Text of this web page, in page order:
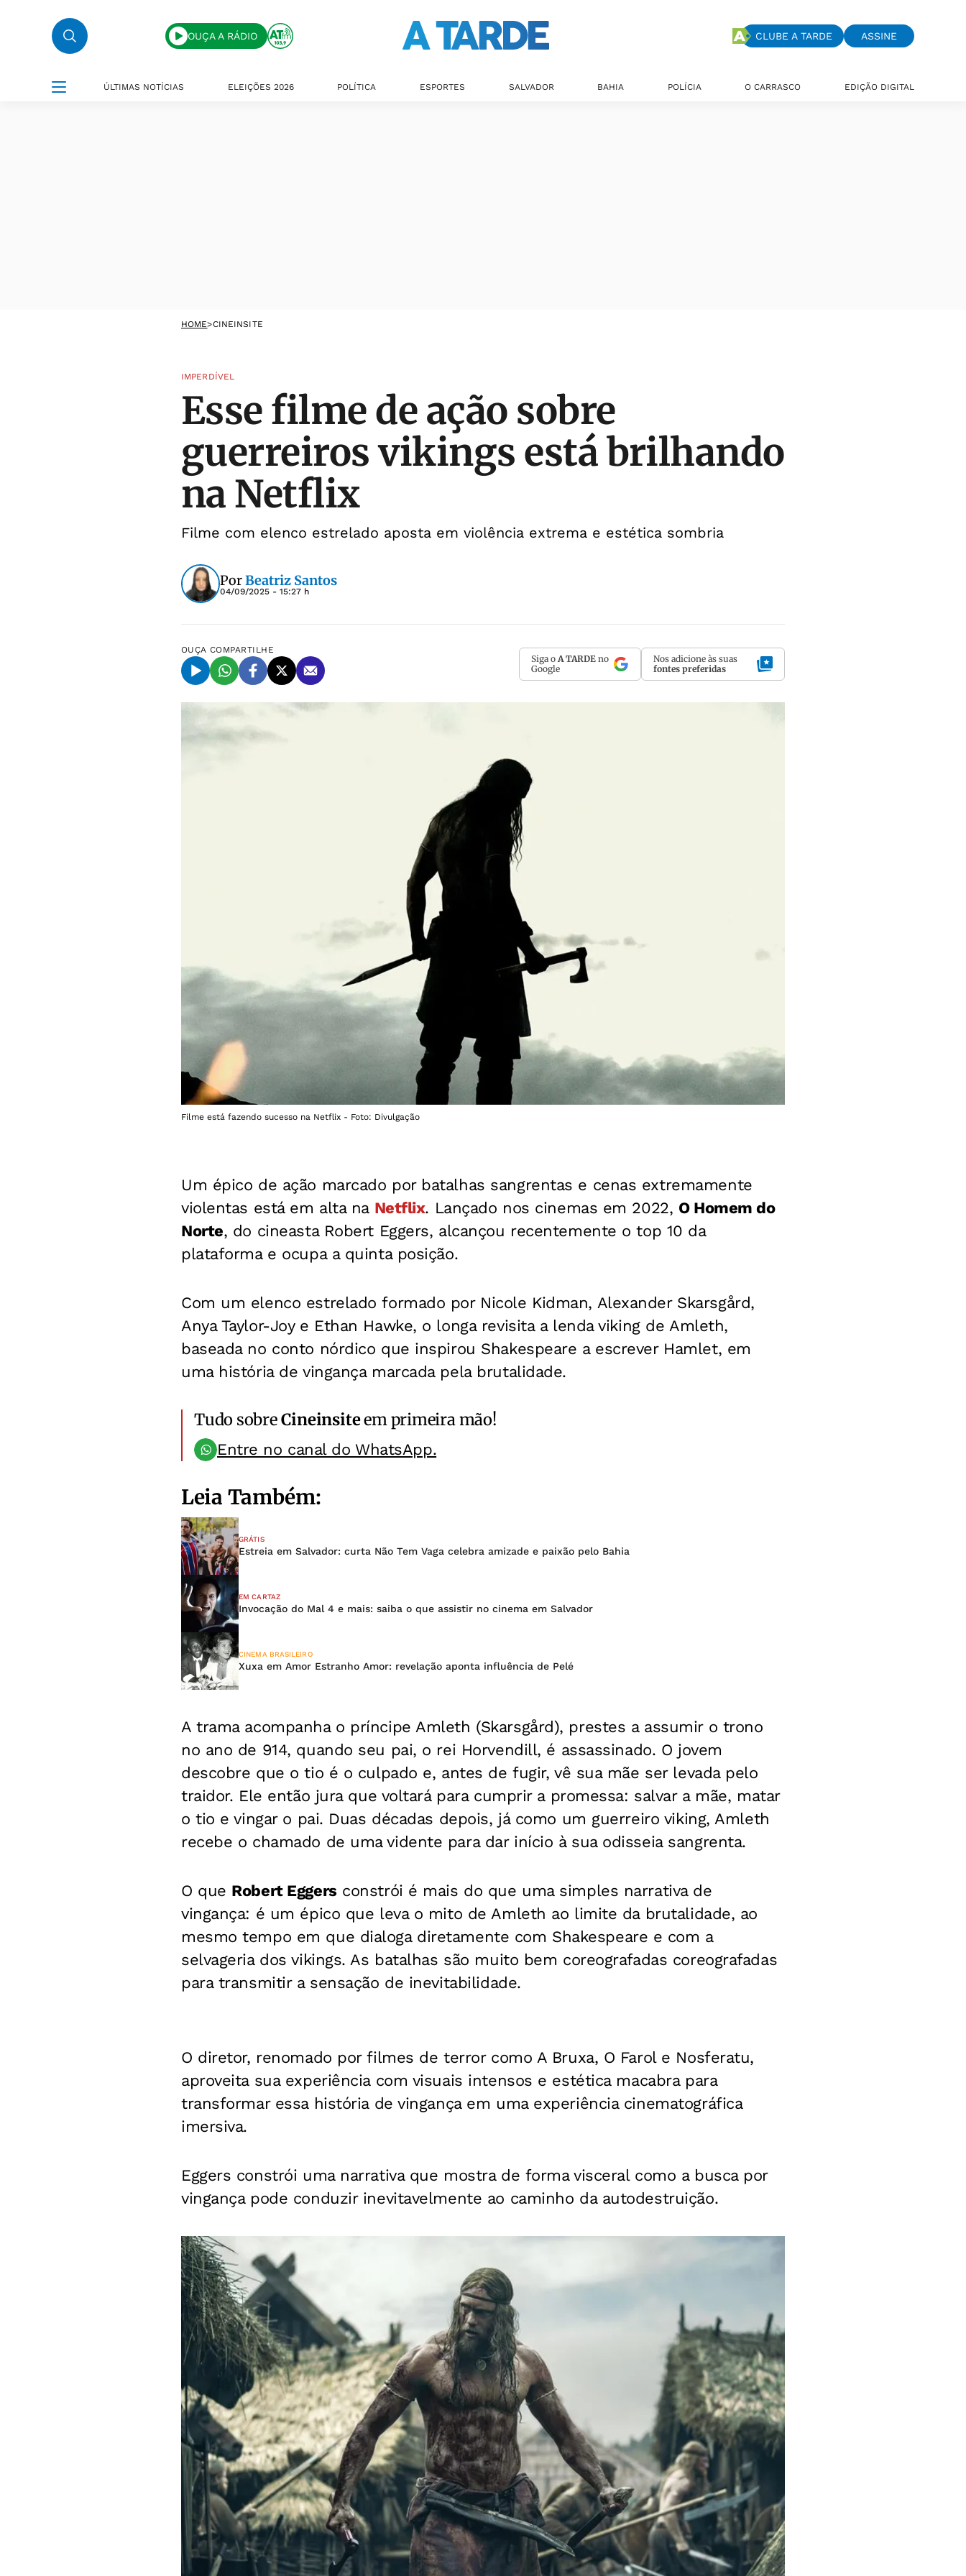
OUÇA A RÁDIO CLUBE A TARDE ASSINE
ÚLTIMAS NOTÍCIAS ELEIÇÕES 2026 POLÍTICA ESPORTES SALVADOR BAHIA POLÍCIA O CARRASCO EDIÇÃO DIGITAL
HOME>CINEINSITE
IMPERDÍVEL
Esse filme de ação sobre
guerreiros vikings está brilhando
na Netflix
Filme com elenco estrelado aposta em violência extrema e estética sombria
PorBeatriz Santos
04/09/2025 - 15:27 h
OUÇA COMPARTILHE
Siga o A TARDE no
Google
Nos adicione às suas
fontes preferidas
Filme está fazendo sucesso na Netflix - Foto: Divulgação
Um épico de ação marcado por batalhas sangrentas e cenas extremamente
violentas está em alta na Netflix. Lançado nos cinemas em 2022, O Homem do
Norte, do cineasta Robert Eggers, alcançou recentemente o top 10 da
plataforma e ocupa a quinta posição.
Com um elenco estrelado formado por Nicole Kidman, Alexander Skarsgård,
Anya Taylor-Joy e Ethan Hawke, o longa revisita a lenda viking de Amleth,
baseada no conto nórdico que inspirou Shakespeare a escrever Hamlet, em
uma história de vingança marcada pela brutalidade.
Tudo sobreCineinsiteem primeira mão!
Entre no canal do WhatsApp.
Leia Também:
GRÁTIS
Estreia em Salvador: curta Não Tem Vaga celebra amizade e paixão pelo Bahia
EM CARTAZ
Invocação do Mal 4 e mais: saiba o que assistir no cinema em Salvador
CINEMA BRASILEIRO
Xuxa em Amor Estranho Amor: revelação aponta influência de Pelé
A trama acompanha o príncipe Amleth (Skarsgård), prestes a assumir o trono
no ano de 914, quando seu pai, o rei Horvendill, é assassinado. O jovem
descobre que o tio é o culpado e, antes de fugir, vê sua mãe ser levada pelo
traidor. Ele então jura que voltará para cumprir a promessa: salvar a mãe, matar
o tio e vingar o pai. Duas décadas depois, já como um guerreiro viking, Amleth
recebe o chamado de uma vidente para dar início à sua odisseia sangrenta.
O que Robert Eggers constrói é mais do que uma simples narrativa de
vingança: é um épico que leva o mito de Amleth ao limite da brutalidade, ao
mesmo tempo em que dialoga diretamente com Shakespeare e com a
selvageria dos vikings. As batalhas são muito bem coreografadas coreografadas
para transmitir a sensação de inevitabilidade.
O diretor, renomado por filmes de terror como A Bruxa, O Farol e Nosferatu,
aproveita sua experiência com visuais intensos e estética macabra para
transformar essa história de vingança em uma experiência cinematográfica
imersiva.
Eggers constrói uma narrativa que mostra de forma visceral como a busca por
vingança pode conduzir inevitavelmente ao caminho da autodestruição.